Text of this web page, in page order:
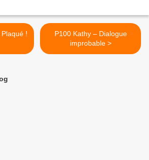
Plaqué !
P100 Kathy – Dialogue
improbable >